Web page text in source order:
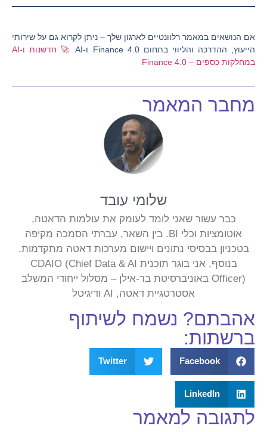
אם הנושאים במאמר רלוונטיים לארגון שלך – ניתן לקרוא גם על שירותי
הייעוץ, ההדרכה והליווי בתחום Finance 4.0 ו-AI
🚀 חדשנות ו-AI
במחלקות כספים – Finance 4.0
מחבר המאמר
שלומי עובד
כבר עשור שאני לומד לעומק את עולמות הדאטה,
אוטומציות וכלי BI. בין השאר, עברתי הסמכה מקיפה
בטכניון בבסיסי נתונים ויישום מערכות דאטה מתקדמות.
בנוסף, אני בוגר תוכנית CDAIO (Chief Data & AI
Officer) באוניברסיטת בר-אילן – מסלול ייחודי המשלב
אסטרטגיית דאטה, AI ודיגיטל
אהבתם? נשמח לשיתוף
ברשתות:
Facebook
Twitter
LinkedIn
לתגובה למאמר